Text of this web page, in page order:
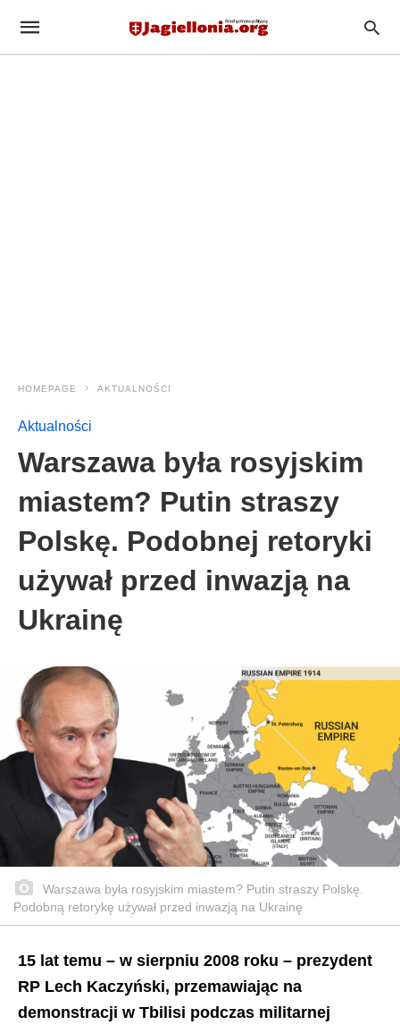
HOMEPAGE AKTUALNOŚCI
Aktualności
Warszawa była rosyjskim
miastem? Putin straszy
Polskę. Podobnej retoryki
używał przed inwazją na
Ukrainę
Warszawa była rosyjskim miastem? Putin straszy Polskę.
Podobną retorykę używał przed inwazją na Ukrainę
15 lat temu – w sierpniu 2008 roku – prezydent
RP Lech Kaczyński, przemawiając na
demonstracji w Tbilisi podczas militarnej